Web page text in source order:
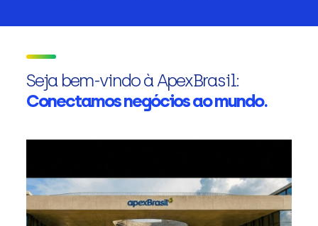
Seja bem-vindo à ApexBrasil:
Conectamos negócios ao mundo.